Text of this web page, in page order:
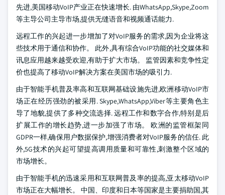
先进,美国移动VoIP产业正在快速增长. 由WhatsApp,Skype,Zoom
等主导公司主导市场,提供无缝语音和视频通话能力.
远程工作的兴起进一步增加了对VoIP服务的需求,因为企业将这
些技术用于通信和协作。 此外,具有综合VoIP功能的社交媒体和
讯息应用越来越受欢迎,有助于扩大市场。 监管因素和竞争性定
价也提高了移动VoIP解决方案在美国市场的吸引力.
由于智能手机普及率高和互联网基础设施先进,欧洲移动VoIP市
场正在经历强劲的被采用. Skype,WhatsApp,Viber等主要角色主
导了地貌,提供了多种交流选择. 远程工作和数字合作,特别是后
扩展工作的增长趋势,进一步加强了市场。 欧洲的监管框架同
GDPR一样,确保用户数据保护,增强消费者对VoIP服务的信任. 此
外,5G技术的兴起可望提高调用质量和可靠性,刺激整个区域的
市场增长。
由于智能手机的迅速采用和互联网普及率的提高,亚太移动VoIP
市场正在大幅增长。 中国、印度和日本等国家是主要捐助国,其